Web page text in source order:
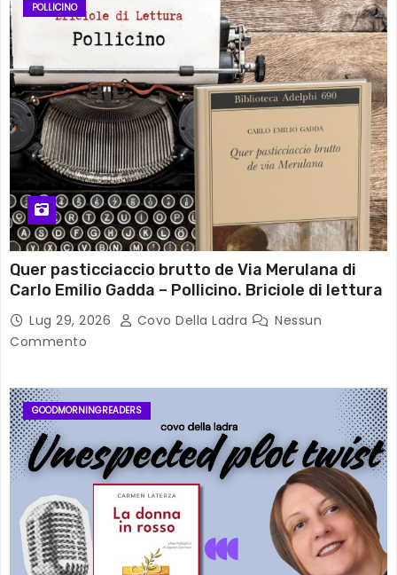
POLLICINO
Quer pasticciaccio brutto de Via Merulana di
Carlo Emilio Gadda – Pollicino. Briciole di lettura
Lug 29, 2026 Covo Della Ladra
Nessun
Commento
GOODMORNINGREADERS